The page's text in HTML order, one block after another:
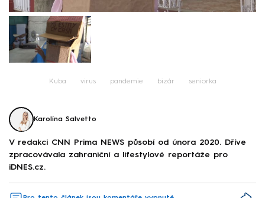
Kuba virus pandemie bizár seniorka
Karolína Salvetto
V redakci CNN Prima NEWS působí od února 2020. Dříve
zpracovávala zahraniční a lifestylové reportáže pro
iDNES.cz.